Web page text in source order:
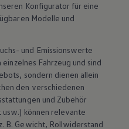
Konfigurator für eine
Modelle und
und Emissionswerte
Fahrzeug und sind
sondern dienen allein
den verschiedenen
und Zubehör
können relevante
z. B. Gewicht, Rollwiderstand